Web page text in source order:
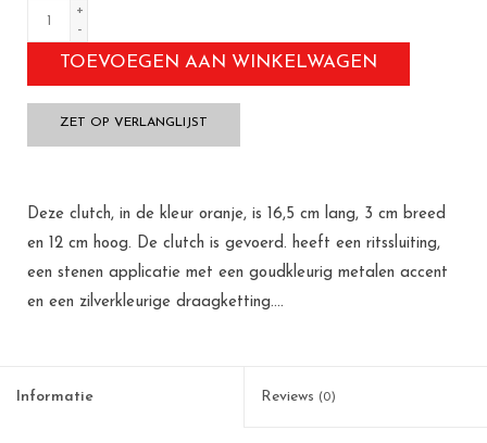
+
-
TOEVOEGEN AAN WINKELWAGEN
ZET OP VERLANGLIJST
Deze clutch, in de kleur oranje, is 16,5 cm lang, 3 cm breed
en 12 cm hoog. De clutch is gevoerd. heeft een ritssluiting,
een stenen applicatie met een goudkleurig metalen accent
en een zilverkleurige draagketting....
Informatie Reviews (0)